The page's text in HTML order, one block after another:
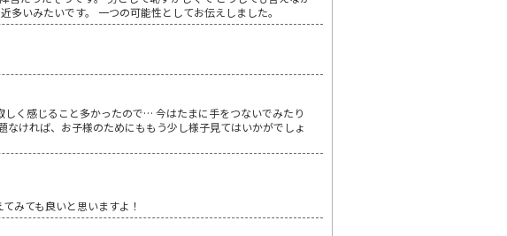
いみたいです。 一つの可能性としてお伝えしました。
く感じること多かったので… 今はたまに手をつないでみたり
ければ、お子様のためにももう少し様子見てはいかがでしょ
みても良いと思いますよ！